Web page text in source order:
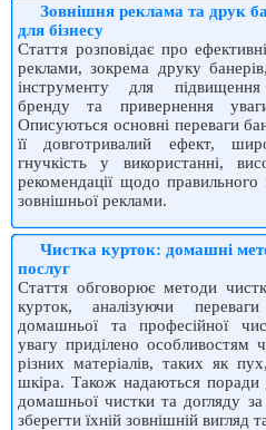
Зовнішня реклама та друк
для бізнесу
Стаття розповідає про
реклами, зокрема друку
інструменту для підвищення
бренду та привернення
Описуються основні переваги
її довготривалий ефект,
гнучкість у використанні,
рекомендації щодо
зовнішньої реклами.
Чистка курток: домашні
послуг
Стаття обговорює методи
курток, аналізуючи
домашньої та професійної
увагу приділено особливостям
різних матеріалів, таких як
шкіра. Також надаються поради
домашньої чистки та догляду
зберегти їхній зовнішній вигляд